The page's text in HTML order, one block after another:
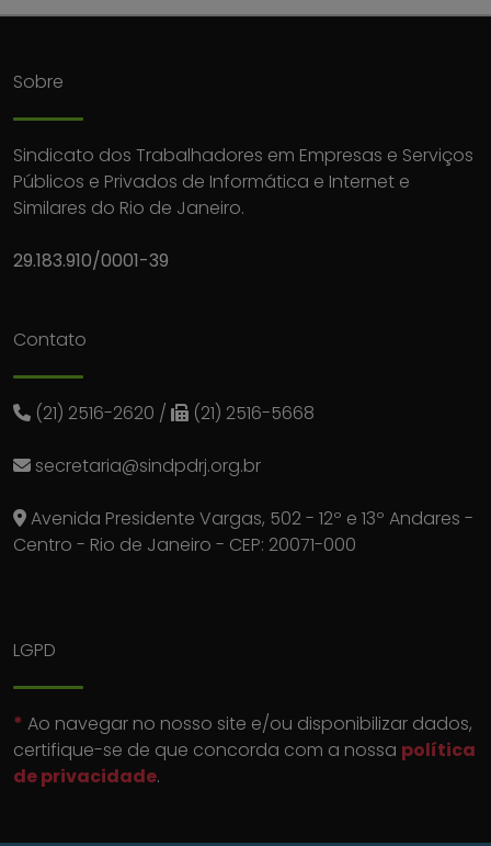
Sobre
Sindicato dos Trabalhadores em Empresas e Serviços
Públicos e Privados de Informática e Internet e
Similares do Rio de Janeiro.
29.183.910/0001-39
Contato
(21) 2516-2620 / (21) 2516-5668
secretaria@sindpdrj.org.br
Avenida Presidente Vargas, 502 - 12º e 13º Andares -
Centro - Rio de Janeiro - CEP: 20071-000
LGPD
* Ao navegar no nosso site e/ou disponibilizar dados,
certifique-se de que concorda com a nossa política
de privacidade.